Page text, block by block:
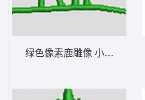
绿色像素鹿雕像 小鹿 帽绣